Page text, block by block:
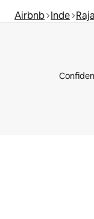
Airbnb Inde